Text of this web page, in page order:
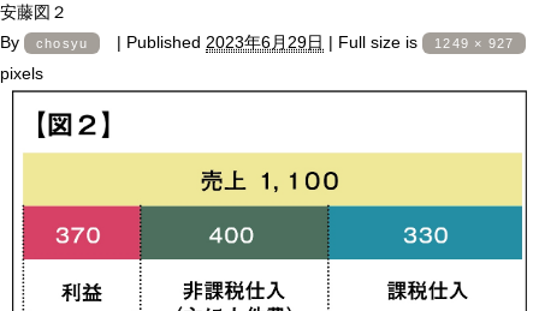
安藤図２
By
chosyu | Published 2023年6月29日 | Full size is 1249 × 927
pixels